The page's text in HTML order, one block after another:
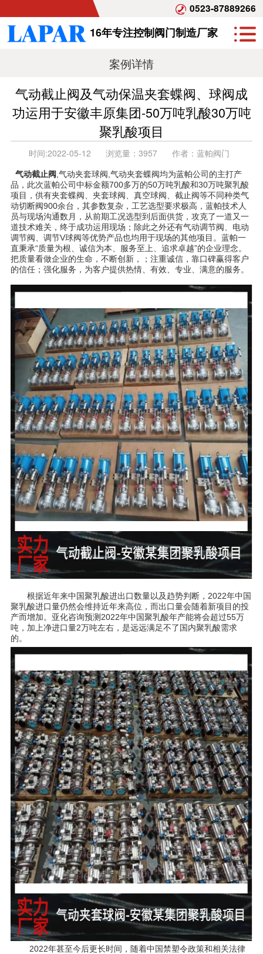
0523-87889266
16年专注控制阀门制造厂家
案例详情
气动截止阀及气动保温夹套蝶阀、球阀成
功运用于安徽丰原集团-50万吨乳酸30万吨
聚乳酸项目
时间:2022-05-12 浏览量： 3957 作者： 蓝帕阀门
气动截止阀,气动夹套球阀,气动夹套蝶阀均为蓝帕公司的主打产
品，此次蓝帕公司中标金额700多万的50万吨乳酸和30万吨聚乳酸
项目，供有夹套蝶阀、夹套球阀、真空球阀、截止阀等不同种类气
动切断阀900余台，其参数复杂，工艺选型要求极高，蓝帕技术人
员与现场沟通数月，从前期工况选型到后面供货，攻克了一道又一
道技术难关，终于成功运用现场；除此之外还有气动调节阀、电动
调节阀、调节V球阀等优势产品也均用于现场的其他项目。蓝帕一
直秉承“质量为根、诚信为本、服务至上、追求卓越”的企业理念。
把质量看做企业的生命，不断创新，；注重诚信，靠口碑赢得客户
的信任；强化服务，为客户提供热情、有效、专业、满意的服务。
根据近年来中国聚乳酸进出⼝数量以及趋势判断，2022年中国
聚乳酸进⼝量仍然会维持近年来⾼位，⽽出⼝量会随着新项⽬的投
产⽽增加。亚化咨询预测2022年中国聚乳酸年产能将会超过55万
吨，加上净进⼝量2万吨左右，是远远满⾜不了国内聚乳酸需求
的。